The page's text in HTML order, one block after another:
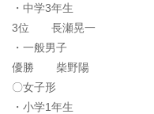
・中学3年生
3位 長瀬晃一
・一般男子
優勝 柴野陽
〇女子形
・小学1年生